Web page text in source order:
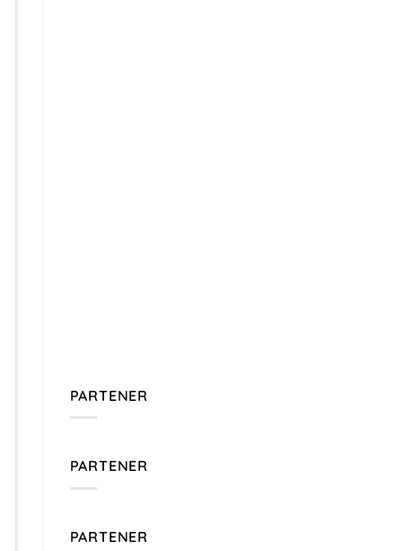
PARTENER
PARTENER
PARTENER